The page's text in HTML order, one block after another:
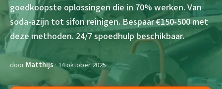
goedkoopste oplossingen die in 70% werken. Van
soda-azijn tot sifon reinigen. Bespaar €150-500 met
deze methoden. 24/7 spoedhulp beschikbaar.
doorMatthijs· 14 oktober 2025